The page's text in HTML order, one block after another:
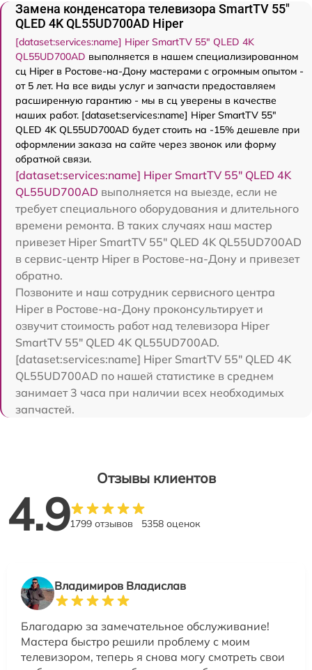
Замена конденсатора телевизора SmartTV 55"
QLED 4K QL55UD700AD Hiper
[dataset:services:name] Hiper SmartTV 55" QLED 4K
QL55UD700AD выполняется в нашем специализированном
сц Hiper в Ростове-на-Дону мастерами с огромным опытом -
от 5 лет. На все виды услуг и запчасти предоставляем
расширенную гарантию - мы в сц уверены в качестве
наших работ. [dataset:services:name] Hiper SmartTV 55"
QLED 4K QL55UD700AD будет стоить на -15% дешевле при
оформлении заказа на сайте через звонок или форму
обратной связи.
[dataset:services:name] Hiper SmartTV 55" QLED 4K
QL55UD700AD выполняется на выезде, если не
требует специального оборудования и длительного
времени ремонта. В таких случаях наш мастер
привезет Hiper SmartTV 55" QLED 4K QL55UD700AD
в сервис-центр Hiper в Ростове-на-Дону и привезет
обратно.
Позвоните и наш сотрудник сервисного центра
Hiper в Ростове-на-Дону проконсультирует и
озвучит стоимость работ над телевизора Hiper
SmartTV 55" QLED 4K QL55UD700AD.
[dataset:services:name] Hiper SmartTV 55" QLED 4K
QL55UD700AD по нашей статистике в среднем
занимает 3 часа при наличии всех необходимых
запчастей.
Отзывы клиентов
4.91799 отзывов 5358 оценок
Владимиров Владислав
Благодарю за замечательное обслуживание!
Мастера быстро решили проблему с моим
телевизором, теперь я снова могу смотреть свои